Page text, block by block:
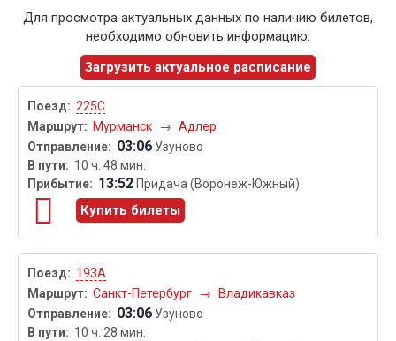
Для просмотра актуальных данных по наличию билетов,
необходимо обновить информацию:
Загрузить актуальное расписание
225С
Мурманск
→ Адлер
03:06 Узуново
10 ч. 48 мин.
13:52 Придача (Воронеж-Южный)
Купить билеты
193А
Санкт-Петербург
→ Владикавказ
03:06 Узуново
10 ч. 28 мин.